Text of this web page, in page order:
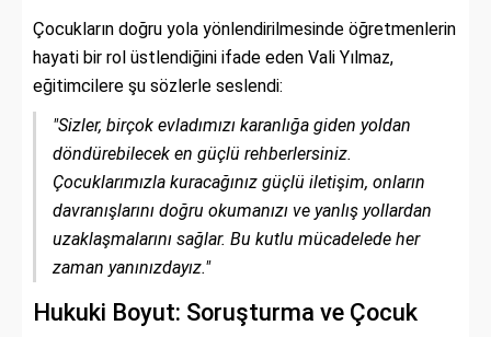
Çocukların doğru yola yönlendirilmesinde öğretmenlerin
hayati bir rol üstlendiğini ifade eden Vali Yılmaz,
eğitimcilere şu sözlerle seslendi:
"Sizler, birçok evladımızı karanlığa giden yoldan
döndürebilecek en güçlü rehberlersiniz.
Çocuklarımızla kuracağınız güçlü iletişim, onların
davranışlarını doğru okumanızı ve yanlış yollardan
uzaklaşmalarını sağlar. Bu kutlu mücadelede her
zaman yanınızdayız."
Hukuki Boyut: Soruşturma ve Çocuk